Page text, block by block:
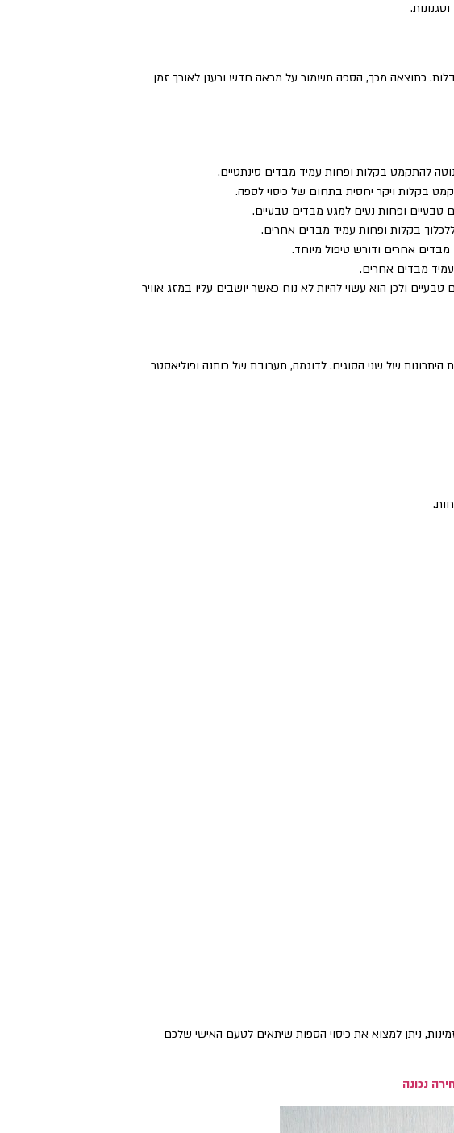
וסגנונות.
כתוצאה מכך, הספה תשמור על מראה חדש ורענן לאורך זמן
להתקמט בקלות ופחות עמיד מבדים סינתטיים.
בקלות ויקר יחסית בתחום של כיסוי לספה.
טבעיים ופחות נעים למגע מבדים טבעיים.
בקלות ופחות עמיד מבדים אחרים.
מבדים אחרים ודורש טיפול מיוחד.
עמיד מבדים אחרים.
ולכן הוא עשוי להיות לא נוח כאשר יושבים עליו במזג אוויר
היתרונות של שני הסוגים. לדוגמה, תערובת של כותנה ופוליאסטר
ניתן למצוא את כיסוי הספות שיתאים לטעם האישי שלכם
נכונה